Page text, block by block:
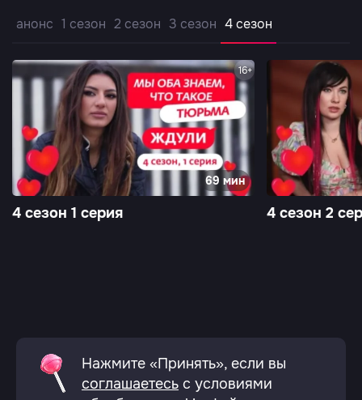
анонс 1 сезон 2 сезон 3 сезон 4 сезон
16+
69 мин
4 сезон 1 серия 4 сезон 2
Нажмите «Принять», если вы
соглашаетесь с условиями